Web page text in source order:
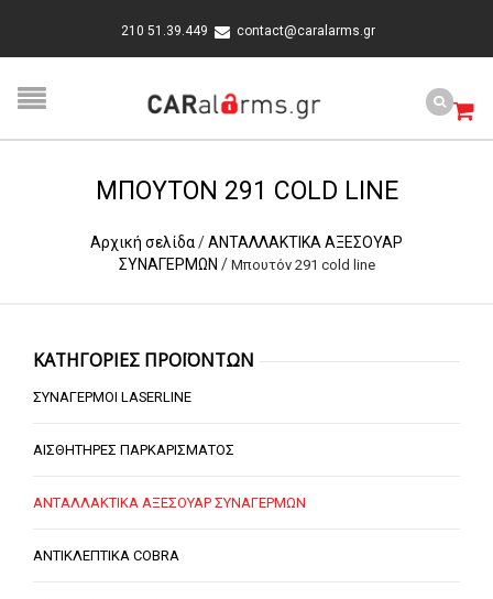
210 51.39.449 contact@caralarms.gr
ΜΠΟΥΤΌΝ 291 COLD LINE
Αρχική σελίδα/ΑΝΤΑΛΛΑΚΤΙΚΑ ΑΞΕΣΟΥΑΡ
ΣΥΝΑΓΕΡΜΩΝ / Μπουτόν 291 cold line
ΚΑΤΗΓΟΡΙΕΣ ΠΡΟΪΟΝΤΩΝ
ΣΥΝΑΓΕΡΜΟΙ LASERLINE
ΑΙΣΘΗΤΗΡΕΣ ΠΑΡΚΑΡΙΣΜΑΤΟΣ
ΑΝΤΑΛΛΑΚΤΙΚΑ ΑΞΕΣΟΥΑΡ ΣΥΝΑΓΕΡΜΩΝ
ΑΝΤΙΚΛΕΠΤΙΚΑ COBRA